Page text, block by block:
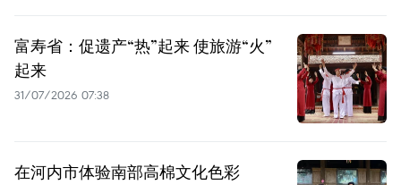
富寿省：促遗产“热”起来 使旅游“火”
起来
31/07/2026 07:38
在河内市体验南部高棉文化色彩